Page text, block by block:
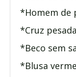
*Homem de
*Cruz pesada
*Beco sem
*Blusa